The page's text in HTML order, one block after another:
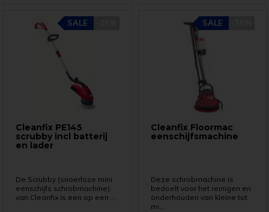
Cleanfix PE145
scrubby incl batterij
en lader
De Scrubby (snoerloze mini
eenschijfs schrobmachine)
van Cleanfix is een op een ...
SALE
SALE
Cleanfix Floormac
eenschijfsmachine
Deze schrobmachine is
bedoelt voor het reinigen en
onderhouden van kleine tot
mi...
SALE
SALE